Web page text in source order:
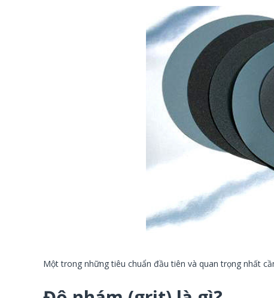
Một trong những tiêu chuẩn đầu tiên và quan trọng nhất